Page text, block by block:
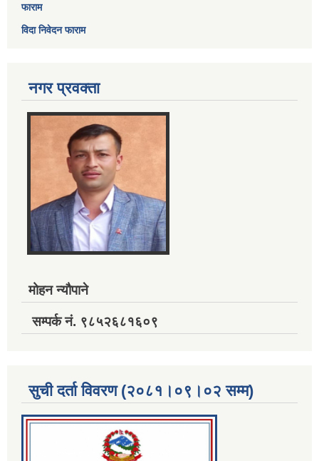
फाराम
विदा निवेदन फाराम
नगर प्रवक्ता
मोहन न्यौपाने
सम्पर्क नं. ९८५२६८१६०९
सुची दर्ता विवरण (२०८१।०९।०२ सम्म)